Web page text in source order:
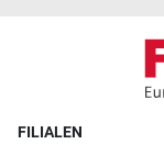
FILIALEN